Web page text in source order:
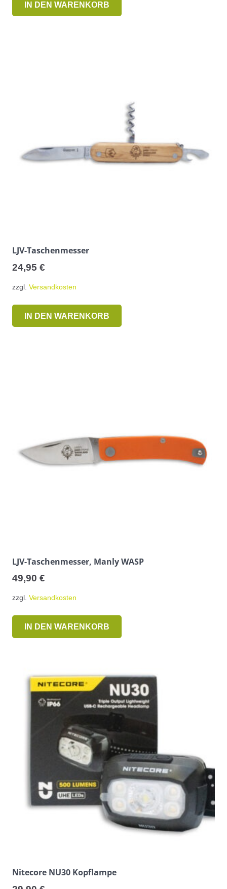
IN DEN WARENKORB
LJV-Taschenmesser
24,95 €
zzgl. Versandkosten
IN DEN WARENKORB
LJV-Taschenmesser, Manly WASP
49,90 €
zzgl. Versandkosten
IN DEN WARENKORB
Nitecore NU30 Kopflampe